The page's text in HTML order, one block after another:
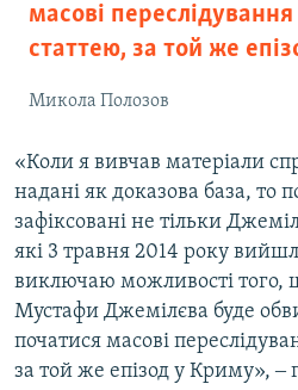
масові
статтею, за той же
Микола Полозов
«Коли я вивчав матеріали
надані як доказова база, то
зафіксовані не тільки
які 3 травня 2014 року
виключаю можливості
Мустафи Джемілєва буде
початися масові
за той же епізод у Криму», ‒